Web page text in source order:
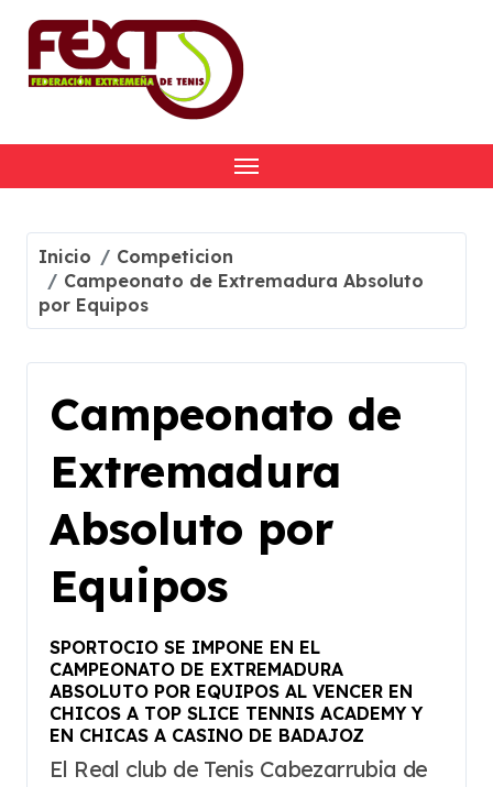
content
Inicio
Competicion
Campeonato de Extremadura Absoluto
por Equipos
Campeonato de
Extremadura
Absoluto por
Equipos
SPORTOCIO SE IMPONE EN EL
CAMPEONATO DE EXTREMADURA
ABSOLUTO POR EQUIPOS AL VENCER EN
CHICOS A TOP SLICE TENNIS ACADEMY Y
EN CHICAS A CASINO DE BADAJOZ
El Real club de Tenis Cabezarrubia de